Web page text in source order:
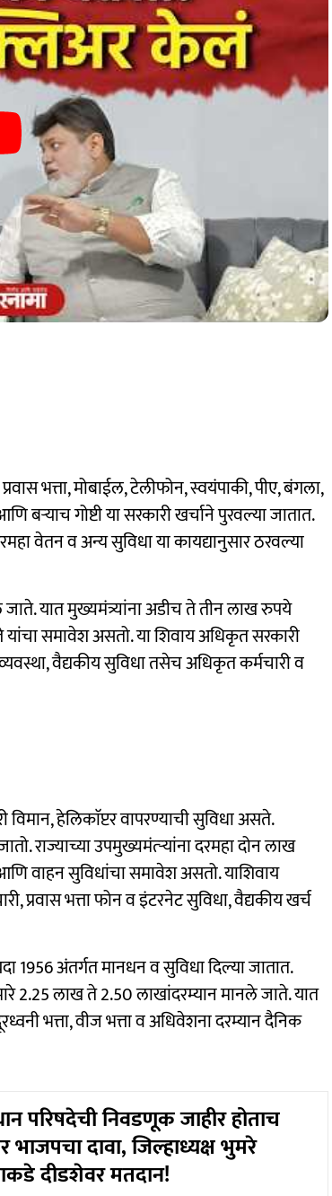
भत्ता, मोबाईल, टेलीफोन, स्वयंपाकी, पीए, बंगला,
बऱ्याच गोष्टी या सरकारी खर्चाने पुरवल्या जातात.
वेतन व अन्य सुविधा या कायद्यानुसार ठरवल्या
जाते. यात मुख्यमंत्र्यांना अडीच ते तीन लाख रुपये
समावेश असतो. या शिवाय अधिकृत सरकारी
वैद्यकीय सुविधा तसेच अधिकृत कर्मचारी व
विमान, हेलिकाॅप्टर वापरण्याची सुविधा असते.
राज्याच्या उपमुख्यमंत्र्‍यांना दरमहा दोन लाख
वाहन सुविधांचा समावेश असतो. याशिवाय
प्रवास भत्ता फोन व इंटरनेट सुविधा, वैद्यकीय खर्च
1956 अंतर्गत मानधन व सुविधा दिल्या जातात.
2.25 लाख ते 2.50 लाखांदरम्यान मानले जाते. यात
भत्ता, वीज भत्ता व अधिवेशना दरम्यान दैनिक
परिषदेची निवडणूक जाहीर होताच
भाजपचा दावा, जिल्हाध्यक्ष भुमरे
दीडशेवर मतदान!